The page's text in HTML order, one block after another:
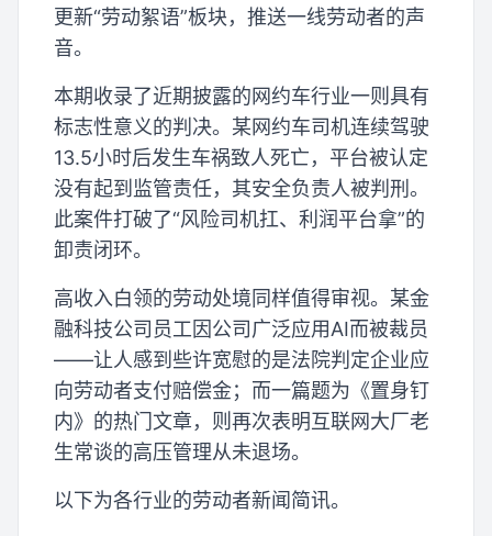
更新“劳动絮语”板块，推送一线劳动者的声
音。
本期收录了近期披露的网约车行业一则具有
标志性意义的判决。某网约车司机连续驾驶
13.5小时后发生车祸致人死亡，平台被认定
没有起到监管责任，其安全负责人被判刑。
此案件打破了“风险司机扛、利润平台拿”的
卸责闭环。
高收入白领的劳动处境同样值得审视。某金
融科技公司员工因公司广泛应用AI而被裁员
——让人感到些许宽慰的是法院判定企业应
向劳动者支付赔偿金；而一篇题为《置身钉
内》的热门文章，则再次表明互联网大厂老
生常谈的高压管理从未退场。
以下为各行业的劳动者新闻简讯。